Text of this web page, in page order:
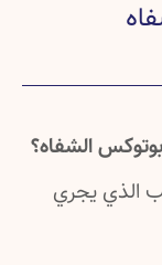
الشفاه؟
الذي يجري